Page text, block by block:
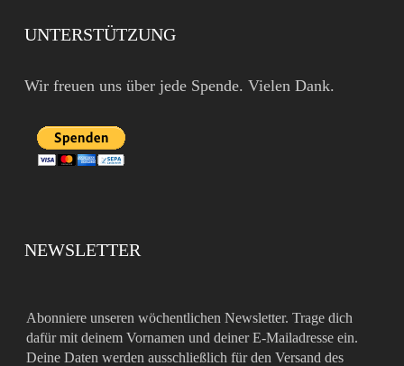
UNTERSTÜTZUNG
Wir freuen uns über jede Spende. Vielen Dank.
NEWSLETTER
Abonniere unseren wöchentlichen Newsletter. Trage dich
dafür mit deinem Vornamen und deiner E-Mailadresse ein.
Deine Daten werden ausschließlich für den Versand des